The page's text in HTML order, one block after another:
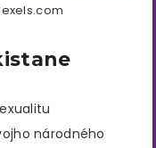
národného